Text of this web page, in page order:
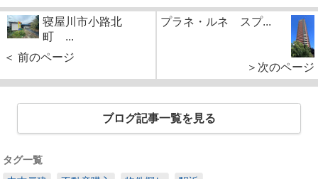
寝屋川市小路北
町 ...
＜ 前のページ
プラネ・ルネ スプ...
＞次のページ
ブログ記事一覧を見る
タグ一覧